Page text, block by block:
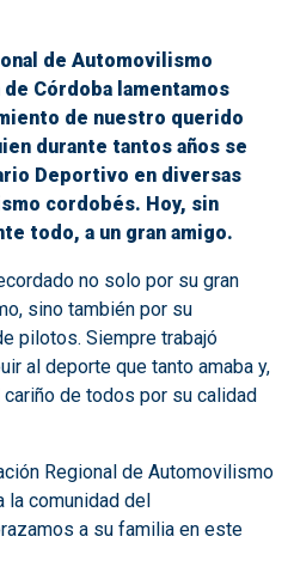
de Automovilismo
Córdoba lamentamos
de nuestro querido
durante tantos años se
Deportivo en diversas
cordobés. Hoy, sin
todo, a un gran amigo.
no solo por su gran
sino también por su
pilotos. Siempre trabajó
al deporte que tanto amaba y,
de todos por su calidad
Regional de Automovilismo
la comunidad del
a su familia en este